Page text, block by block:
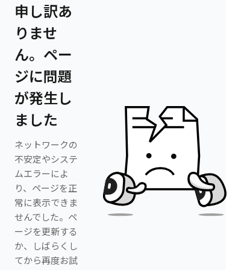
申し訳あ
りませ
ん。ペー
ジに問題
が発生し
ました
ネットワークの
不安定やシステ
ムエラーによ
り、ページを正
常に表示できま
せんでした。ペ
ージを更新する
か、しばらくし
てから再度お試